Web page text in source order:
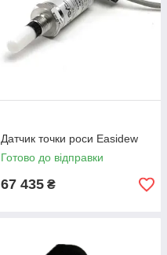
Датчик точки роси Easidew
Готово до відправки
67 435 ₴